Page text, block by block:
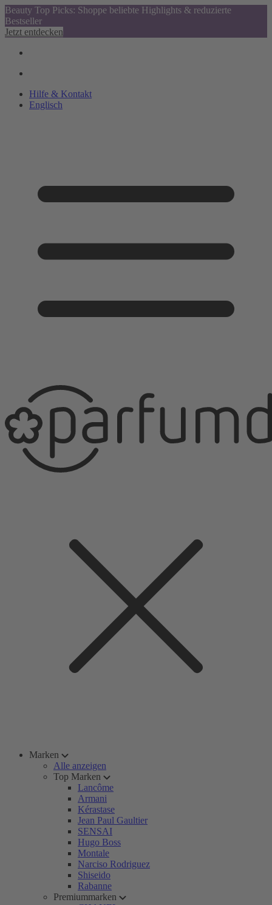
Beauty Top Picks: Shoppe beliebte Highlights & reduzierte
Bestseller
Jetzt entdecken
Hilfe & Kontakt
Englisch
Marken
Alle anzeigen
Top Marken
Lancôme
Armani
Kérastase
Jean Paul Gaultier
SENSAI
Hugo Boss
Montale
Narciso Rodriguez
Shiseido
Rabanne
Premiummarken